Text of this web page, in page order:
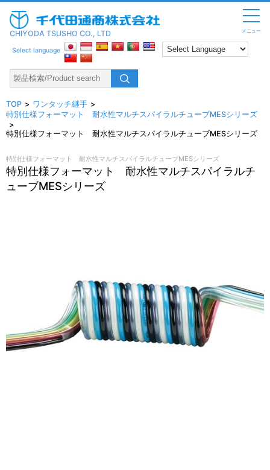
メニュー
CHIYODA TSUSHO CO., LTD
Select language
TOP
ワンタッチ継手
特別仕様フォーマット 耐水性マルチスパイラルチューブMESシリーズ
特別仕様フォーマット 耐水性マルチスパイラルチューブMESシリーズ
特別仕様フォーマット 耐水性マルチスパイラルチューブMESシリーズ
特別仕様フォーマット 耐水性マルチスパイラルチ
ューブMESシリーズ